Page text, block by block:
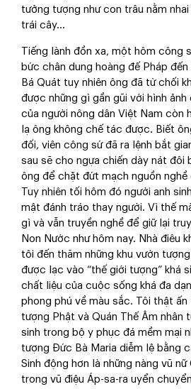
tưởng tượng như con trâu nằm
trái cây...
Tiếng lành đồn xa, một hôm công
bức chân dung hoàng đế Pháp
Bá Quát tuy nhiên ông đã từ chối
được những gì gần gũi với hình
của người nông dân Việt Nam còn
lạ ông không chế tác được. Biết
đối, viên công sứ đã ra lệnh bắt
sau sẽ cho ngựa chiến dày nát đôi
ông để chặt đứt mạch nguồn nghề
Tuy nhiên tối hôm đó người anh
mật đánh tráo thay người. Vì thế
gì và vẫn truyền nghề để giữ lại
Non Nước như hôm nay. Nhà điêu
tôi đến thăm những khu vườn
được lạc vào “thế giới tượng” khá
chất liệu của cuộc sống khá đa
phong phú về màu sắc. Tôi thật
tượng Phật và Quán Thế Âm nhân
sinh trong bộ y phục đá mềm mại
tượng Đức Bà Maria diễm lệ bằng
Sinh động hơn là những nàng vũ nữ
trong vũ điệu Áp-sa-ra uyển